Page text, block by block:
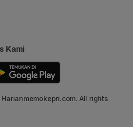
Kami
All rights